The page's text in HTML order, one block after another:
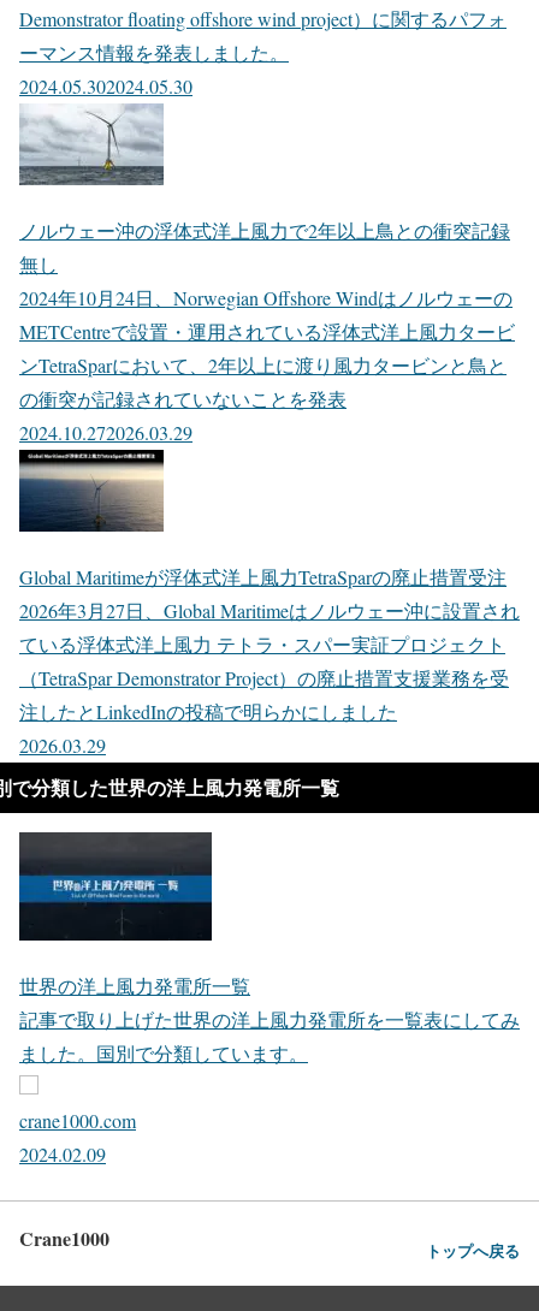
Demonstrator floating offshore wind project）に関するパフォ
ーマンス情報を発表しました。
2024.05.302024.05.30
ノルウェー沖の浮体式洋上風力で2年以上鳥との衝突記録
無し
2024年10月24日、Norwegian Offshore Windはノルウェーの
METCentreで設置・運用されている浮体式洋上風力タービ
ンTetraSparにおいて、2年以上に渡り風力タービンと鳥と
の衝突が記録されていないことを発表
2024.10.272026.03.29
Global Maritimeが浮体式洋上風力TetraSparの廃止措置受注
2026年3月27日、Global Maritimeはノルウェー沖に設置され
ている浮体式洋上風力 テトラ・スパー実証プロジェクト
（TetraSpar Demonstrator Project）の廃止措置支援業務を受
注したとLinkedInの投稿で明らかにしました
2026.03.29
で分類した世界の洋上風力発電所一覧
世界の洋上風力発電所一覧
記事で取り上げた世界の洋上風力発電所を一覧表にしてみ
ました。国別で分類しています。
crane1000.com
2024.02.09
Crane1000 トップへ戻る